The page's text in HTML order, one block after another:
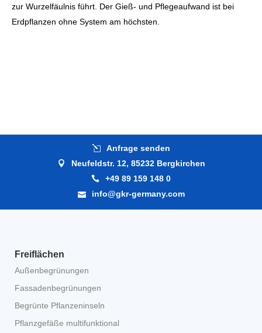
zur Wurzelfäulnis führt. Der Gieß- und Pflegeaufwand ist bei
Erdpflanzen ohne System am höchsten.
Anfrage senden
Neufeldstr. 12, 85232 Bergkirchen
+49 89 159 148 0
info@gkr-germany.com
Freiflächen
Außenbegrünungen
Fassadenbegrünungen
Begrünte Pflanzeninseln
Pflanzgefäße multifunktional